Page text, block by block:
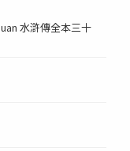
水滸傳全本三十